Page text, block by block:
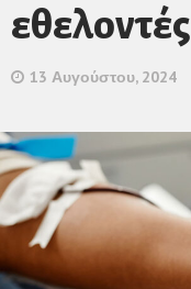
εθελοντές
13 Αυγούστου, 2024